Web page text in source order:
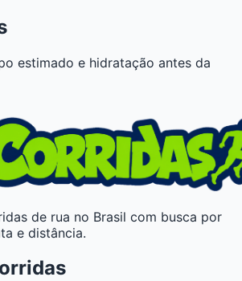
estimado e hidratação antes da
de rua no Brasil com busca por
e distância.